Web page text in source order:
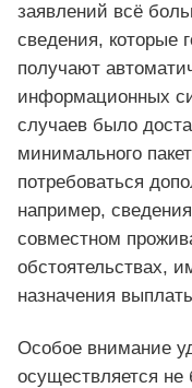
заявлений всё
сведения, которые
получают
информационных
случаев было
минимального
потребоваться
например,
совместном
обстоятельствах,
назначения
Особое внимание
осуществляется не